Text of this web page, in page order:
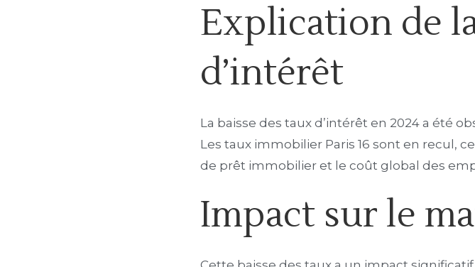
Explication de
d’intérêt
La baisse des taux d’intérêt en 2024 a été
Les taux immobilier Paris 16 sont en recul,
de prêt immobilier et le coût global des
Impact sur le